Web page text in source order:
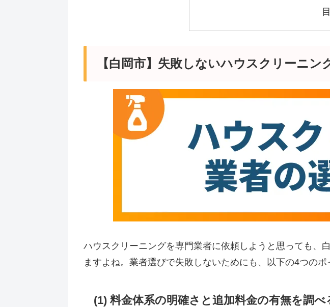
【白岡市】失敗しないハウスクリーニン
ハウスクリーニングを専門業者に依頼しようと思っても、
ますよね。業者選びで失敗しないためにも、以下の4つの
(1) 料金体系の明確さと追加料金の有無を調べ